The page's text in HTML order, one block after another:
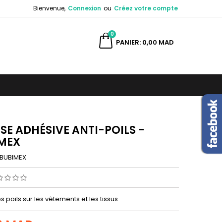
Bienvenue, Connexion ou Créez votre compte
PANIER
0
0,00 MAD
ADHÉSIVE ANTI-POILS -
BUBIMEX
poils sur les vêtements et les tissus